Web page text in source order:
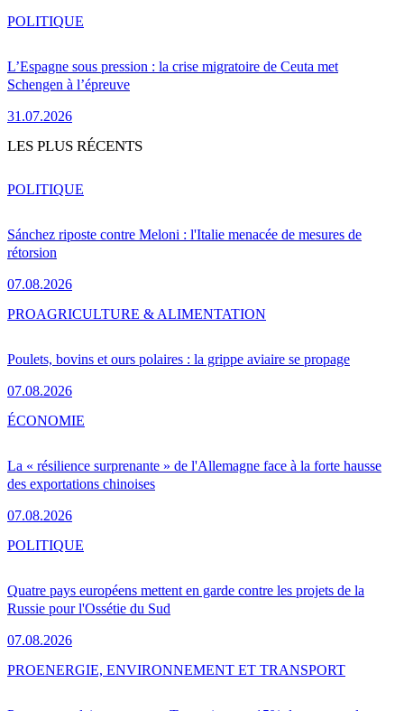
L’Espagne sous pression : la crise migratoire de Ceuta met
Schengen à l’épreuve
31.07.2026
POLITIQUE
LES PLUS RÉCENTS
Sánchez riposte contre Meloni : l'Italie menacée de mesures de
rétorsion
07.08.2026
POLITIQUE
Poulets, bovins et ours polaires : la grippe aviaire se propage
07.08.2026
PROAGRICULTURE & ALIMENTATION
La « résilience surprenante » de l'Allemagne face à la forte hausse
des exportations chinoises
07.08.2026
ÉCONOMIE
Quatre pays européens mettent en garde contre les projets de la
Russie pour l'Ossétie du Sud
07.08.2026
POLITIQUE
PROENERGIE, ENVIRONNEMENT ET TRANSPORT